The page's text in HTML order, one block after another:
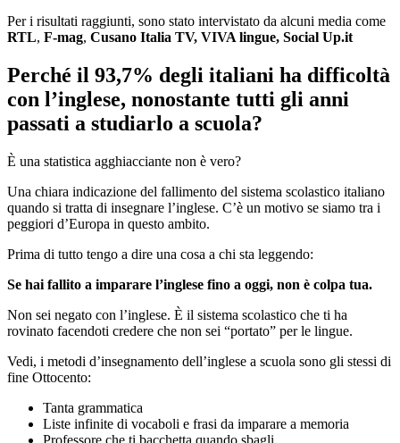
Per i risultati raggiunti, sono stato intervistato da alcuni media come
RTL, F-mag, Cusano Italia TV, VIVA lingue, Social Up.it
Perché il 93,7% degli italiani ha difficoltà
con l’inglese, nonostante tutti gli anni
passati a studiarlo a scuola?
È una statistica agghiacciante non è vero?
Una chiara indicazione del fallimento del sistema scolastico italiano
quando si tratta di insegnare l’inglese. C’è un motivo se siamo tra i
peggiori d’Europa in questo ambito.
Prima di tutto tengo a dire una cosa a chi sta leggendo:
Se hai fallito a imparare l’inglese fino a oggi, non è colpa tua.
Non sei negato con l’inglese. È il sistema scolastico che ti ha
rovinato facendoti credere che non sei “portato” per le lingue.
Vedi, i metodi d’insegnamento dell’inglese a scuola sono gli stessi di
fine Ottocento:
Tanta grammatica
Liste infinite di vocaboli e frasi da imparare a memoria
Professore che ti bacchetta quando sbagli